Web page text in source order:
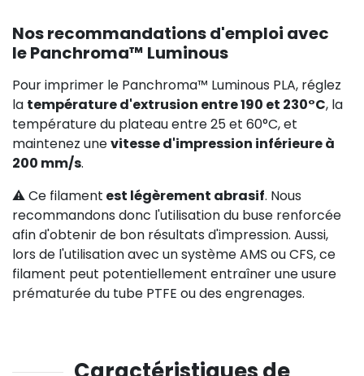
Nos recommandations d'emploi avec
le Panchroma™ Luminous
Pour imprimer le Panchroma™ Luminous PLA, réglez
la température d'extrusion entre 190 et 230°C, la
température du plateau entre 25 et 60°C, et
maintenez unevitesse d'impression inférieure à
200 mm/s.
⚠️ Ce filament est légèrement abrasif. Nous
recommandons donc l'utilisation du buse renforcée
afin d'obtenir de bon résultats d'impression. Aussi,
lors de l'utilisation avec un système AMS ou CFS, ce
filament peut potentiellement entraîner une usure
prématurée du tube PTFE ou des engrenages.